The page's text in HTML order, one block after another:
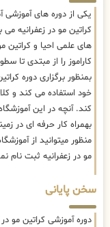
یکی از دوره های آموزشی
کراتین مو در زعفرانیه
های علمی احیا و کراتین
کاراموز را از مبتدی تا
بمنظور برگزاری دوره
خود استفاده می کند و
کند. آنچه در این
بهمراه کار حرفه ای در
منظور میتوانید از
مو در زعفرانیه ثبت نام
سخن پایانی
دوره آموزشی کراتین مو